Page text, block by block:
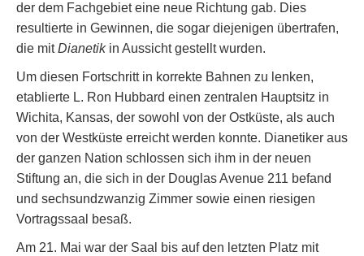
der dem Fachgebiet eine neue Richtung gab. Dies
resultierte in Gewinnen, die sogar diejenigen übertrafen,
die mitDianetikin Aussicht gestellt wurden.
Um diesen Fortschritt in korrekte Bahnen zu lenken,
etablierte L. Ron Hubbard einen zentralen Hauptsitz in
Wichita, Kansas, der sowohl von der Ostküste, als auch
von der Westküste erreicht werden konnte. Dianetiker aus
der ganzen Nation schlossen sich ihm in der neuen
Stiftung an, die sich in der Douglas Avenue 211 befand
und sechsundzwanzig Zimmer sowie einen riesigen
Vortragssaal besaß.
Am 21. Mai war der Saal bis auf den letzten Platz mit